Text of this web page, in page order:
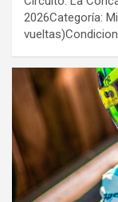
2026Categoría: